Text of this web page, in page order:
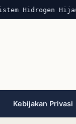
Hidrogen
Kebijakan Privasi